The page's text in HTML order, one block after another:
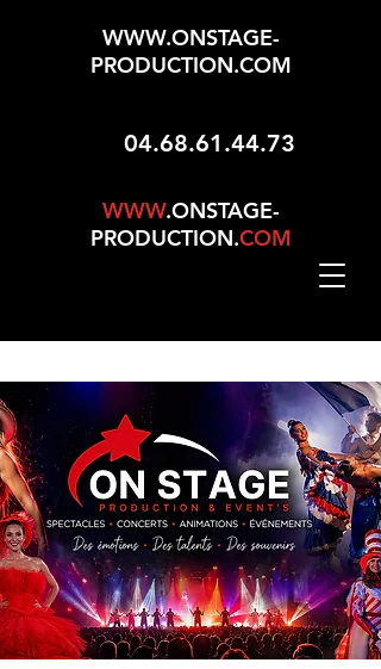
WWW.ONSTAGE-
PRODUCTION.COM
04.68.61.44.73
WWW.ONSTAGE-
PRODUCTION.COM